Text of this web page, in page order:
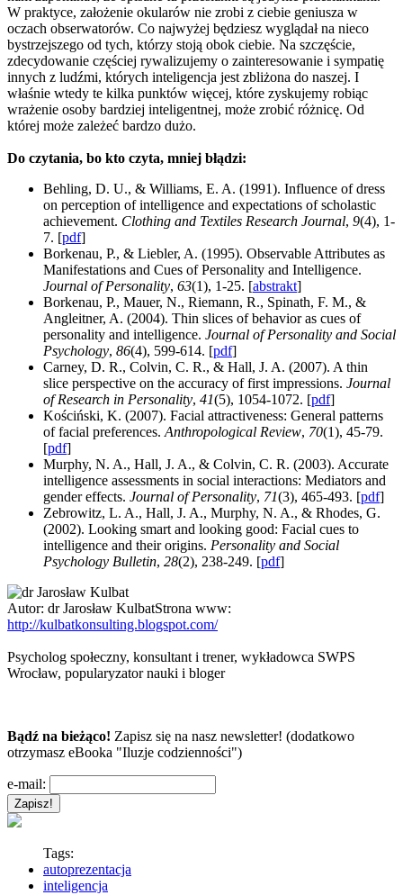
W praktyce, założenie okularów nie zrobi z ciebie geniusza w
oczach obserwatorów. Co najwyżej będziesz wyglądał na nieco
bystrzejszego od tych, którzy stoją obok ciebie. Na szczęście,
zdecydowanie częściej rywalizujemy o zainteresowanie i sympatię
innych z ludźmi, których inteligencja jest zbliżona do naszej. I
właśnie wtedy te kilka punktów więcej, które zyskujemy robiąc
wrażenie osoby bardziej inteligentnej, może zrobić różnicę. Od
której może zależeć bardzo dużo.
Do czytania, bo kto czyta, mniej błądzi:
Behling, D. U., & Williams, E. A. (1991). Influence of dress
on perception of intelligence and expectations of scholastic
achievement. Clothing and Textiles Research Journal, 9(4), 1-
7. [pdf]
Borkenau, P., & Liebler, A. (1995). Observable Attributes as
Manifestations and Cues of Personality and Intelligence.
Journal of Personality, 63(1), 1-25. [abstrakt]
Borkenau, P., Mauer, N., Riemann, R., Spinath, F. M., &
Angleitner, A. (2004). Thin slices of behavior as cues of
personality and intelligence. Journal of Personality and Social
Psychology, 86(4), 599-614. [pdf]
Carney, D. R., Colvin, C. R., & Hall, J. A. (2007). A thin
slice perspective on the accuracy of first impressions. Journal
of Research in Personality, 41(5), 1054-1072. [pdf]
Kościński, K. (2007). Facial attractiveness: General patterns
of facial preferences. Anthropological Review, 70(1), 45-79.
[pdf]
Murphy, N. A., Hall, J. A., & Colvin, C. R. (2003). Accurate
intelligence assessments in social interactions: Mediators and
gender effects. Journal of Personality, 71(3), 465-493. [pdf]
Zebrowitz, L. A., Hall, J. A., Murphy, N. A., & Rhodes, G.
(2002). Looking smart and looking good: Facial cues to
intelligence and their origins. Personality and Social
Psychology Bulletin, 28(2), 238-249. [pdf]
Autor: dr Jarosław KulbatStrona www:
http://kulbatkonsulting.blogspot.com/
Psycholog społeczny, konsultant i trener, wykładowca SWPS
Wrocław, popularyzator nauki i bloger
Bądź na bieżąco! Zapisz się na nasz newsletter! (dodatkowo
otrzymasz eBooka "Iluzje codzienności")
e-mail:
Tags:
autoprezentacja
inteligencja